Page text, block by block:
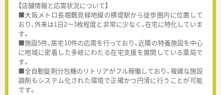
【店舗情報と応需状況について】
■大阪メトロ長堀鶴見緑地線の横堤駅から徒歩圏内に位置して
おり、外来は1日2〜3枚程度と非常に少なく、在宅に特化していま
す。
■施設5件、居宅10件の応需を行っており、近隣の特養施設を中心
に地域に密着した多岐にわたる在宅支援を展開している薬局で
す。
■全自動錠剤分包機のリトリアがフル稼働しており、複雑な施設
調剤もシステム化された環境で正確かつ円滑に行うことが可能
です。